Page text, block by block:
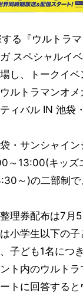
る『ウルトラ
スペシャルイ
し、トークイ
ルトラマンオ
ィバル IN 池袋
・サンシャイ
～13:00(キッ
～)の二部制で
理券配布は7月
小学生以下の
子ども1名につ
ト内のウルト
トに回答する